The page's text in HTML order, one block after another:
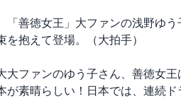
「善徳女王」大ファンの浅野ゆ
を抱えて登場。（大拍手）
大ファンのゆう子さん、善徳女王
が素晴らしい！日本では、連続